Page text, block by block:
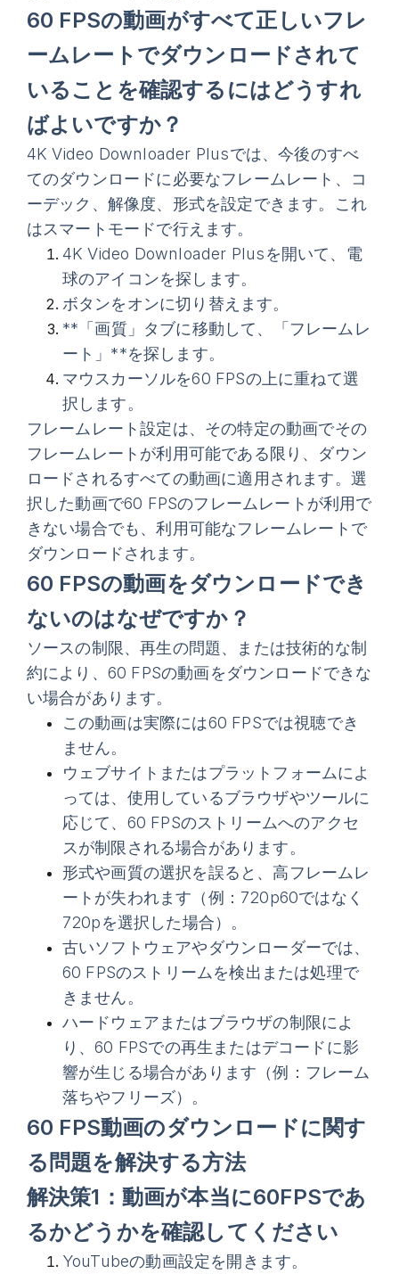
60 FPSの動画がすべて正しいフレ
ームレートでダウンロードされて
いることを確認するにはどうすれ
ばよいですか？
4K Video Downloader Plusでは、今後のすべ
てのダウンロードに必要なフレームレート、コ
ーデック、解像度、形式を設定できます。これ
はスマートモードで行えます。
4K Video Downloader Plusを開いて、電
球のアイコンを探します。
ボタンをオンに切り替えます。
**「画質」 タブに移動して、
「フレームレ
ート」**を探します。
マウスカーソルを60 FPSの上に重ねて選
択します。
フレームレート設定は、その特定の動画でその
フレームレートが利用可能である限り、ダウン
ロードされるすべての動画に適用されます。選
択した動画で60 FPSのフレームレートが利用で
きない場合でも、利用可能なフレームレートで
ダウンロードされます。
60 FPSの動画をダウンロードでき
ないのはなぜですか？
ソースの制限、再生の問題、または技術的な制
約により、60 FPSの動画をダウンロードできな
い場合があります。
この動画は実際には60 FPSでは視聴でき
ません。
ウェブサイトまたはプラットフォームによ
っては、使用しているブラウザやツールに
応じて、60 FPSのストリームへのアクセ
スが制限される場合があります。
形式や画質の選択を誤ると、高フレームレ
ートが失われます（例：720p60ではなく
720pを選択した場合）。
古いソフトウェアやダウンローダーでは、
60 FPSのストリームを検出または処理で
きません。
ハードウェアまたはブラウザの制限によ
り、60 FPSでの再生またはデコードに影
響が生じる場合があります（例：フレーム
落ちやフリーズ）。
60 FPS動画のダウンロードに関す
る問題を解決する方法
解決策1：動画が本当に60FPSであ
るかどうかを確認してください
YouTubeの動画設定を開きます。